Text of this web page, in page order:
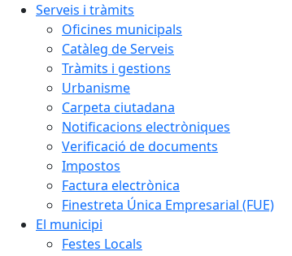
Serveis i tràmits
Oficines municipals
Catàleg de Serveis
Tràmits i gestions
Urbanisme
Carpeta ciutadana
Notificacions electròniques
Verificació de documents
Impostos
Factura electrònica
Finestreta Única Empresarial (FUE)
El municipi
Festes Locals